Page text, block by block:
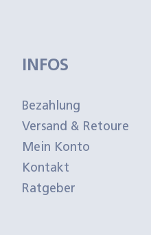
INFOS
Bezahlung
Versand & Retoure
Mein Konto
Kontakt
Ratgeber